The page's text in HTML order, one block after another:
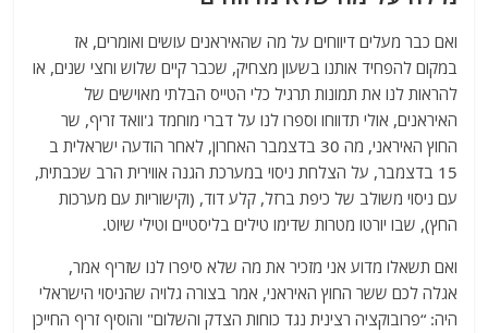
ואם כבר מעלים דיווחים על מה שהאיראנים עושים ואומרים, אז
במקום להפחיד אותנו בשעון מצחיק, שכבר קיים שלוש וחצי שנים, או
להראות לנו את תמונות תרגיל כלי הטייס הבלתי מאוישים של
האיראנים, אולי תדווחו וספרו לנו על דברי מוחמד ג'וואד זריף, שר
החוץ האיראני, מה 30 בדצמבר האחרון, לאחר הודעה ישראלית ב
15 בדצמבר, על הצלחת ניסוי במערכת הגנה אווירית הרב שכבתית,
עם ניסוי משולב של כיפת ברזל, קלע דוד, (וקישוריות עם מערכות
החץ), שבו יורטו מטרות שדימו טילים בליסטיים וטילי שיוט.
ואם תשאלו מדוע אני מזכיר את מה שלא סיפרו לנו שזריף אמר,
אגלה לכם ששר החוץ האיראני, אמר בצורה גלויה שהניסוי הישראלי
היה: “פרובוקציה רצינית נגד כוחות הצדק והשלום" והוסיף זריף החייכן